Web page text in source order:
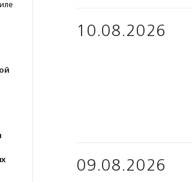
10.08.2026
09.08.2026